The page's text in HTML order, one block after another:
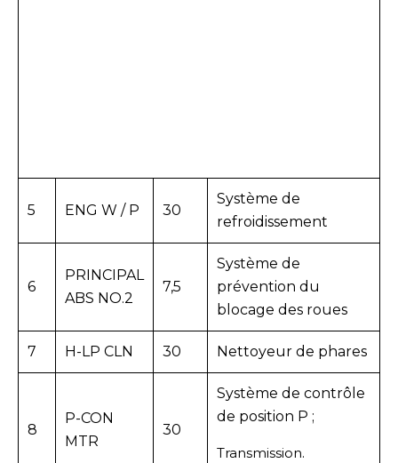
5 ENG W / P 30
Système de
refroidissement
6
PRINCIPAL
ABS NO.2
7,5
Système de
prévention du
blocage des roues
7 H-LP CLN 30 Nettoyeur de phares
8
P-CON
MTR
30
Système de contrôle
de position P ;
Transmission.